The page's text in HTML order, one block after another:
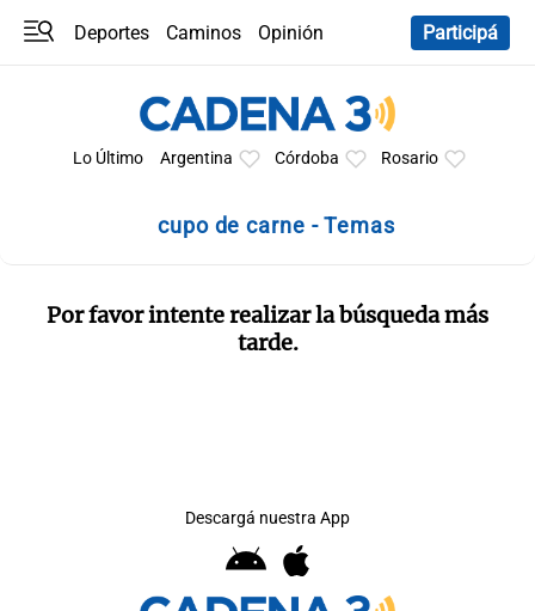
Deportes Caminos
Opinión
Participá
Lo Último Argentina Córdoba Rosario
cupo de carne - Temas
Por favor intente realizar la búsqueda más
tarde.
Descargá nuestra App